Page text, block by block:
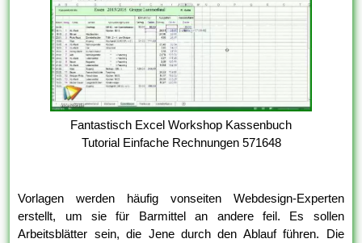
Fantastisch Excel Workshop Kassenbuch
Tutorial Einfache Rechnungen 571648
Vorlagen werden häufig vonseiten Webdesign-Experten
erstellt, um sie für Barmittel an andere feil. Es sollen
Arbeitsblätter sein, die Jene durch den Ablauf führen. Die